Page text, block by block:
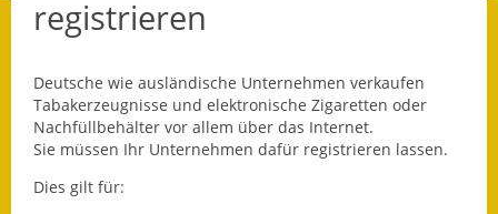
Wagner-Werkstatt
Informationsbroschüre
registrieren
Deutsche wie ausländische Unternehmen verkaufen
Tabakerzeugnisse und elektronische Zigaretten oder
Nachfüllbehälter vor allem über das Internet.
Sie müssen Ihr Unternehmen dafür registrieren lassen.
Dies gilt für: